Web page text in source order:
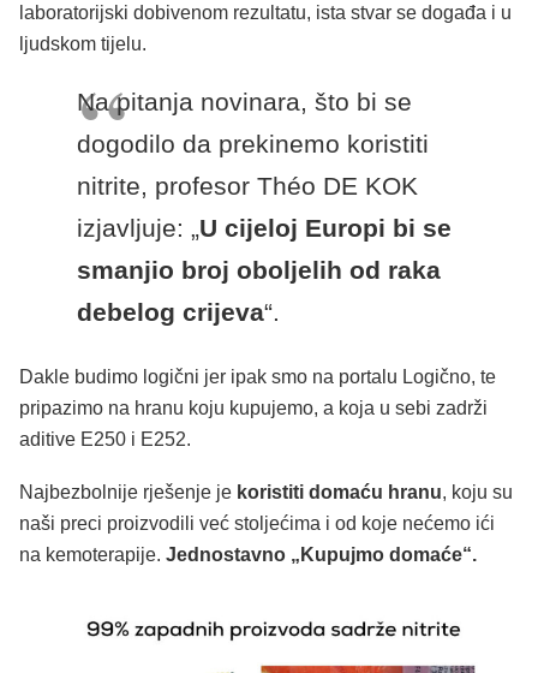
laboratorijski dobivenom rezultatu, ista stvar se događa i u
ljudskom tijelu.
Na pitanja novinara, što bi se
dogodilo da prekinemo koristiti
nitrite, profesor Théo DE KOK
izjavljuje: „U cijeloj Europi bi se
smanjio broj oboljelih od raka
debelog crijeva“.
Dakle budimo logični jer ipak smo na portalu Logično, te
pripazimo na hranu koju kupujemo, a koja u sebi zadrži
aditive E250 i E252.
Najbezbolnije rješenje je koristiti domaću hranu, koju su
naši preci proizvodili već stoljećima i od koje nećemo ići
na kemoterapije. Jednostavno „Kupujmo domaće“.